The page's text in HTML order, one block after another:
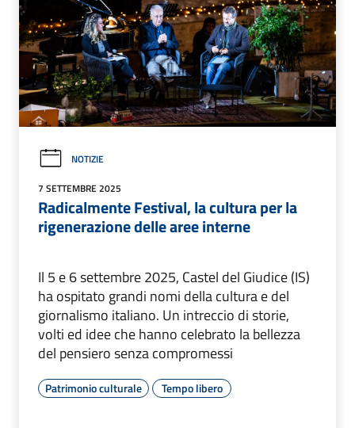
NOTIZIE
7 SETTEMBRE 2025
Radicalmente Festival, la cultura per la
rigenerazione delle aree interne
Il 5 e 6 settembre 2025, Castel del Giudice (IS)
ha ospitato grandi nomi della cultura e del
giornalismo italiano. Un intreccio di storie,
volti ed idee che hanno celebrato la bellezza
del pensiero senza compromessi
Patrimonio culturale Tempo libero